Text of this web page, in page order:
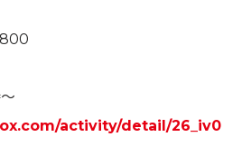
activity/detail/26_iv0